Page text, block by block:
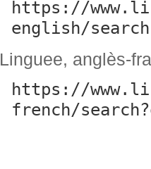
https://
english/
Linguee, anglès-
https://
french/